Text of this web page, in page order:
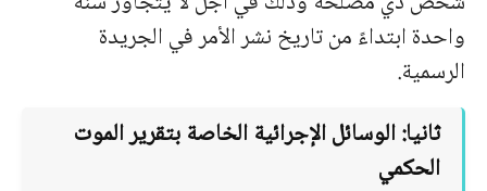
واحدة ابتداءً من تاريخ نشر الأمر في الجريدة
الرسمية.
ثانيا: الوسائل الإجرائية الخاصة بتقرير الموت
الحكمي